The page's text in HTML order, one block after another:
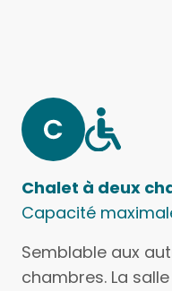
Chalet à deux
Capacité
Semblable aux
chambres. La